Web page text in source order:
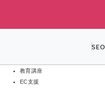
教育講座
EC支援
SEO